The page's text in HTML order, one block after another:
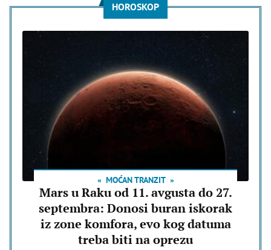
HOROSKOP
MOĆAN TRANZIT
Mars u Raku od 11. avgusta do 27.
septembra: Donosi buran iskorak
iz zone komfora, evo kog datuma
treba biti na oprezu